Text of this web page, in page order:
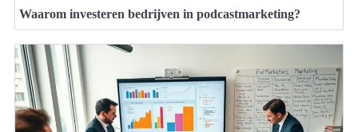
Waarom investeren bedrijven in podcastmarketing?